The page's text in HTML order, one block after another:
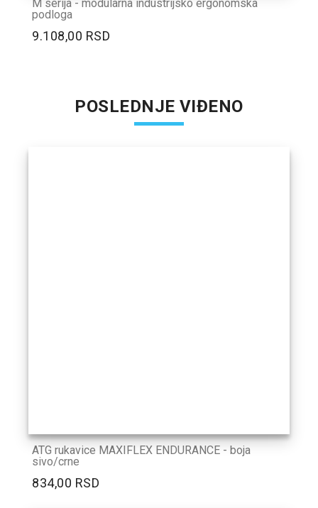
M serija - modularna industrijsko ergonomska
podloga
9.108,00 RSD
POSLEDNJE VIĐENO
ATG rukavice MAXIFLEX ENDURANCE - boja
sivo/crne
834,00 RSD